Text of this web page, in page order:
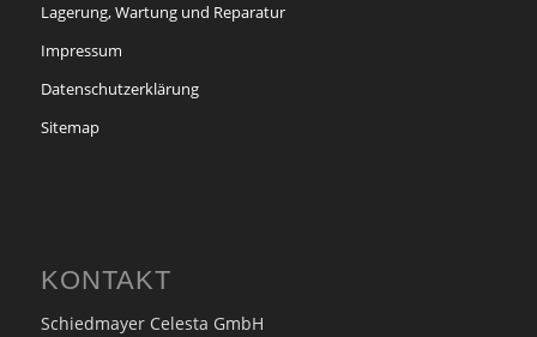
Lagerung, Wartung und Reparatur
Impressum
Datenschutzerklärung
Sitemap
KONTAKT
Schiedmayer Celesta GmbH